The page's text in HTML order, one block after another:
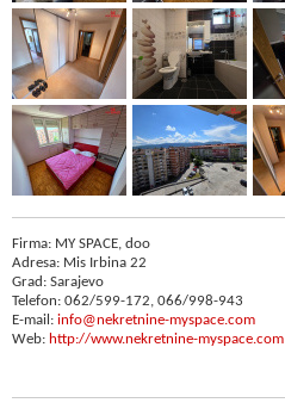
Firma: MY SPACE, doo
Adresa: Mis Irbina 22
Grad: Sarajevo
Telefon: 062/599-172, 066/998-943
E-mail: info@nekretnine-myspace.com
Web: http://www.nekretnine-myspace.com